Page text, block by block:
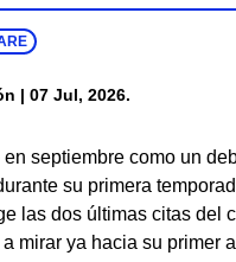
| 07 Jul, 2026.
en septiembre como un
su primera
las dos últimas citas del
mirar ya hacia su primer